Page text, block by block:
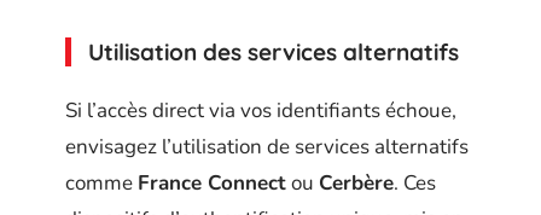
Utilisation des services alternatifs
Si l’accès direct via vos identifiants échoue,
envisagez l’utilisation de services alternatifs
comme France Connectou Cerbère. Ces